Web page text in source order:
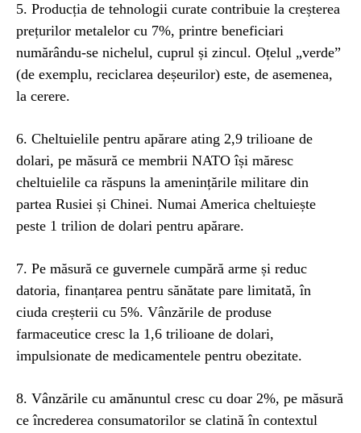
5. Producția de tehnologii curate contribuie la creșterea
prețurilor metalelor cu 7%, printre beneficiari
numărându-se nichelul, cuprul și zincul. Oțelul „verde”
(de exemplu, reciclarea deșeurilor) este, de asemenea,
la cerere.
6. Cheltuielile pentru apărare ating 2,9 trilioane de
dolari, pe măsură ce membrii NATO își măresc
cheltuielile ca răspuns la amenințările militare din
partea Rusiei și Chinei. Numai America cheltuiește
peste 1 trilion de dolari pentru apărare.
7. Pe măsură ce guvernele cumpără arme și reduc
datoria, finanțarea pentru sănătate pare limitată, în
ciuda creșterii cu 5%. Vânzările de produse
farmaceutice cresc la 1,6 trilioane de dolari,
impulsionate de medicamentele pentru obezitate.
8. Vânzările cu amănuntul cresc cu doar 2%, pe măsură
ce încrederea consumatorilor se clatină în contextul